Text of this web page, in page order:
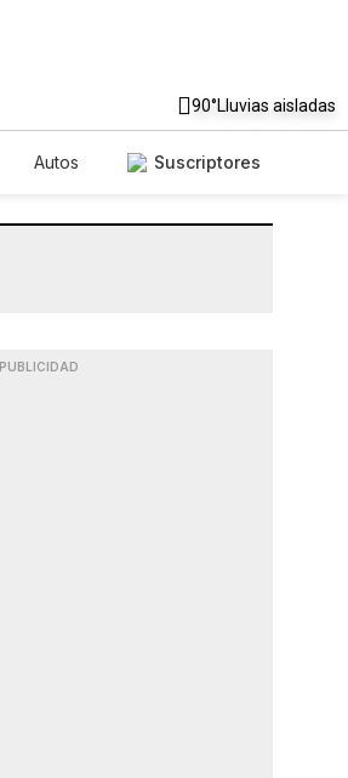
90°Lluvias aisladas
Autos
Suscriptores
PUBLICIDAD